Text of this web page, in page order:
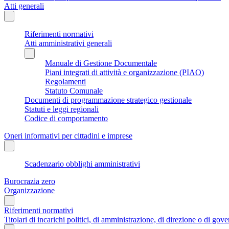
Atti generali
Riferimenti normativi
Atti amministrativi generali
Manuale di Gestione Documentale
Piani integrati di attività e organizzazione (PIAO)
Regolamenti
Statuto Comunale
Documenti di programmazione strategico gestionale
Statuti e leggi regionali
Codice di comportamento
Oneri informativi per cittadini e imprese
Scadenzario obblighi amministrativi
Burocrazia zero
Organizzazione
Riferimenti normativi
Titolari di incarichi politici, di amministrazione, di direzione o di